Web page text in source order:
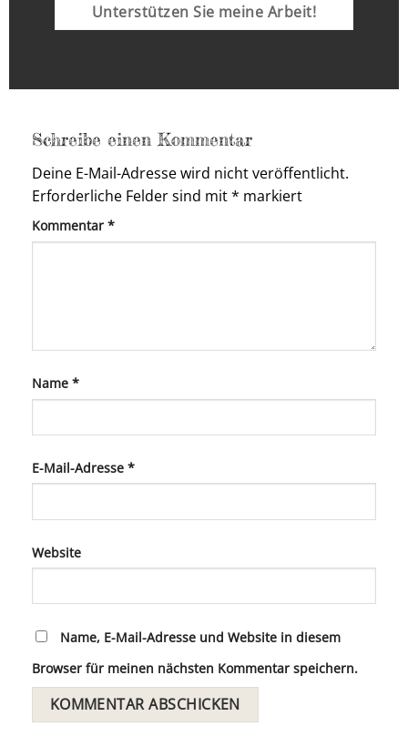
Unterstützen Sie meine Arbeit!
Schreibe einen Kommentar
Deine E-Mail-Adresse wird nicht veröffentlicht.
Erforderliche Felder sind mit* markiert
Kommentar *
Name *
E-Mail-Adresse *
Website
Name, E-Mail-Adresse und Website in diesem
Browser für meinen nächsten Kommentar speichern.